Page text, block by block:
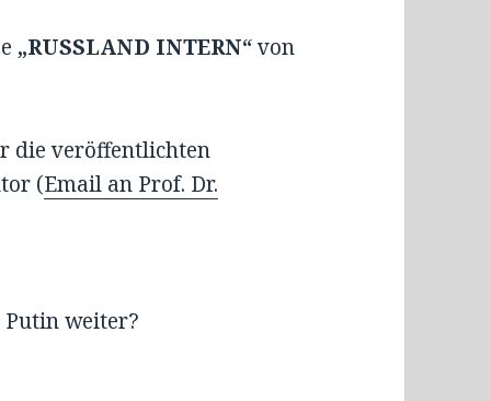
„RUSSLAND INTERN“von
die veröffentlichten
(Email an Prof. Dr.
Putin weiter?